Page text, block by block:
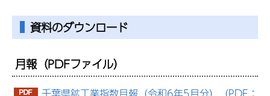
資料のダウンロード
月報（PDFファイル）